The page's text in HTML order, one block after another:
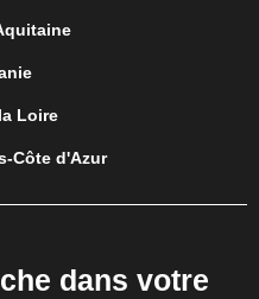
Loire
Côte d'Azur
dans votre